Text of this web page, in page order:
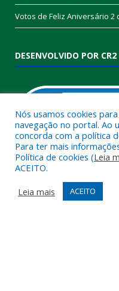
Votos de Feliz Aniversário 2
DESENVOLVIDO POR CR2
Muito mais que
Realizamos umaassessoria
contrato que todas as
Nós usamos cookies
navegação no portal. Ao
concorda com a política
Para ter mais
Política de cookies (Leia
ACEITO.
Leia mais
ACEITO